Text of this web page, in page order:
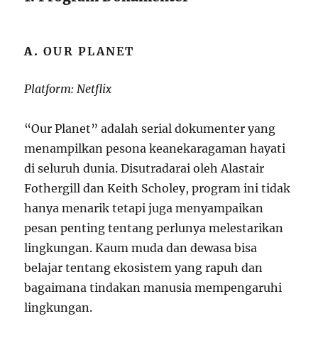
A.OUR PLANET
Platform: Netflix
“Our Planet” adalah serial dokumenter yang
menampilkan pesona keanekaragaman hayati
di seluruh dunia. Disutradarai oleh Alastair
Fothergill dan Keith Scholey, program ini tidak
hanya menarik tetapi juga menyampaikan
pesan penting tentang perlunya melestarikan
lingkungan. Kaum muda dan dewasa bisa
belajar tentang ekosistem yang rapuh dan
bagaimana tindakan manusia mempengaruhi
lingkungan.